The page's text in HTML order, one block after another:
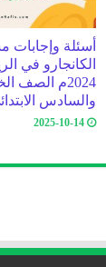
أسئلة وإجابات
الكانجارو في
2024م الصف
والسادس
2025-10-14